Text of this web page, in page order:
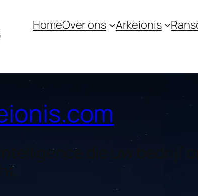
HomeOver ons Arkeionis
intelligence die uw bedrijf